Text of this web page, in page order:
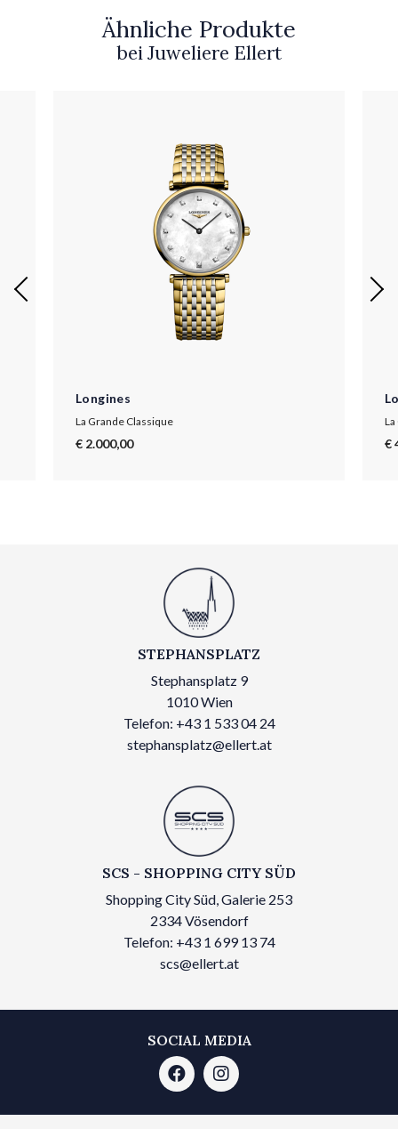
Ähnliche Produkte
bei Juweliere Ellert
Longines
La Grande Classique
€ 2.000,00 €
STEPHANSPLATZ
Stephansplatz 9
1010 Wien
Telefon: +43 1 533 04 24
stephansplatz@ellert.at
SCS - SHOPPING CITY SÜD
Shopping City Süd, Galerie 253
2334 Vösendorf
Telefon: +43 1 699 13 74
scs@ellert.at
SOCIAL MEDIA